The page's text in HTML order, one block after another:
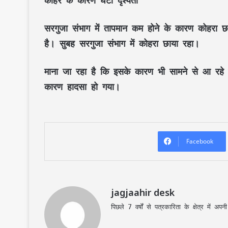
सरगुजा संभाग में तापमान कम होने के कारण
है। सुबह सरगुजा संभाग में कोहरा छाया रहा।
माना जा रहा है कि इसके कारण भी सामने से आ
कारण हादसा हो गया।
Facebook
jagjaahir desk
पिछले 7 वर्षों से पत्रकारिता के क्षेत्र में